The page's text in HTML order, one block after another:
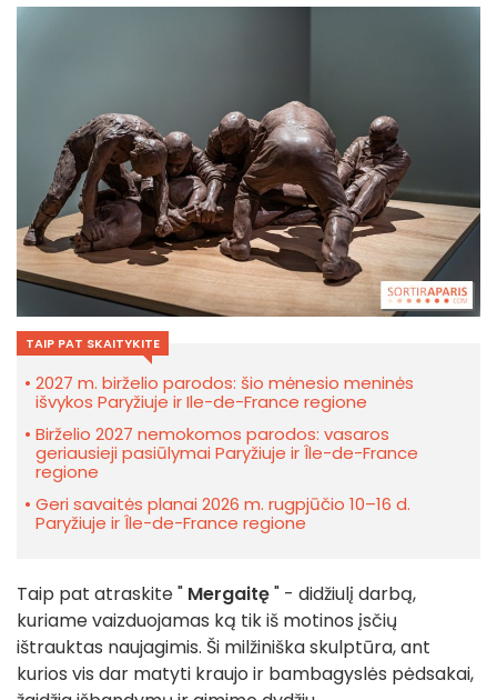
TAIP PAT SKAITYKITE
2027 m. birželio parodos: šio mėnesio meninės
išvykos Paryžiuje ir Ile-de-France regione
Birželio 2027 nemokomos parodos: vasaros
geriausieji pasiūlymai Paryžiuje ir Île-de-France
regione
Geri savaitės planai 2026 m. rugpjūčio 10–16 d.
Paryžiuje ir Île-de-France regione
Taip pat atraskite " Mergaitę" - didžiulį darbą,
kuriame vaizduojamas ką tik iš motinos įsčių
ištrauktas naujagimis. Ši milžiniška skulptūra, ant
kurios vis dar matyti kraujo ir bambagyslės pėdsakai,